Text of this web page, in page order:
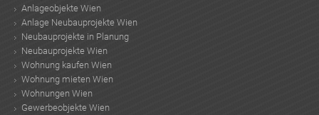
Anlageobjekte Wien
Anlage Neubauprojekte Wien
Neubauprojekte in Planung
Neubauprojekte Wien
Wohnung kaufen Wien
Wohnung mieten Wien
Wohnungen Wien
Gewerbeobjekte Wien